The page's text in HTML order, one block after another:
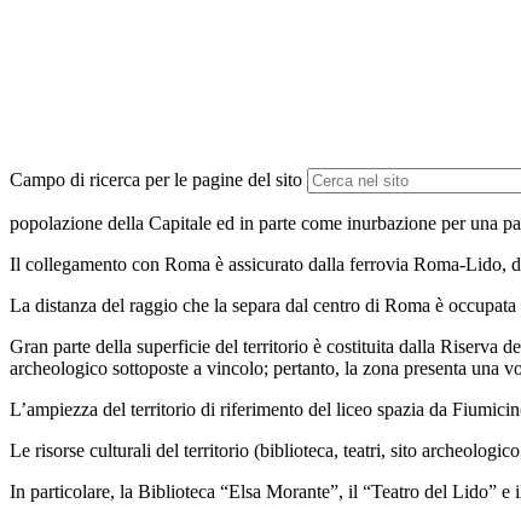
Campo di ricerca per le pagine del sito
popolazione della Capitale ed in parte come inurbazione per una
Il collegamento con Roma è assicurato dalla ferrovia Roma-
La distanza del raggio che la separa dal centro di Roma è
Gran parte della superficie del territorio è costituita dalla Riserva
archeologico sottoposte a vincolo; pertanto, la zona presenta una
L’ampiezza del territorio di riferimento del liceo spazia da
Le risorse culturali del territorio (biblioteca, teatri, sito
In particolare, la Biblioteca “Elsa Morante”, il “Teatro del Lido”